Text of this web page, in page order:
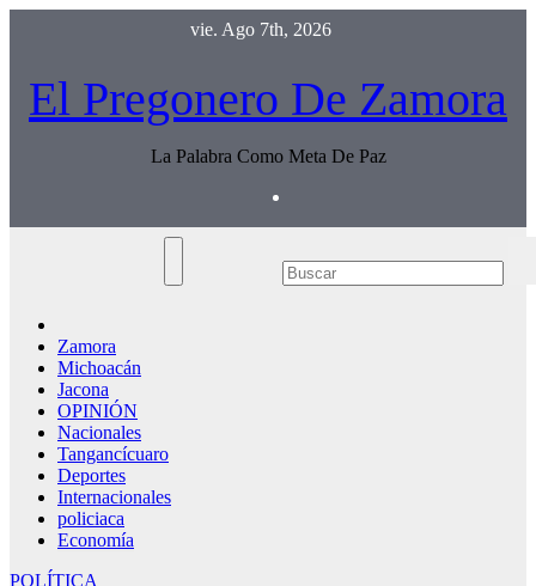
vie. Ago 7th, 2026
El Pregonero De Zamora
La Palabra Como Meta De Paz
Zamora
Michoacán
Jacona
OPINIÓN
Nacionales
Tangancícuaro
Deportes
Internacionales
policiaca
Economía
POLÍTICA